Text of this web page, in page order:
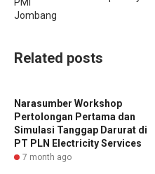
Related posts
Narasumber Workshop
Pertolongan Pertama dan
Simulasi Tanggap Darurat di
PT PLN Electricity Services
7 month ago